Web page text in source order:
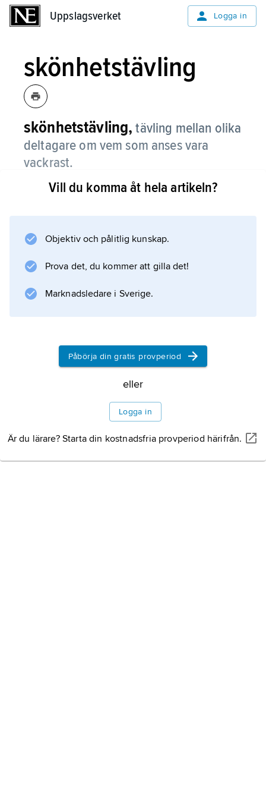
Uppslagsverket Logga in
skönhetstävling
skönhetstävling, tävling mellan olika
deltagare om vem som anses vara
vackrast.
Skönhetstävlingar för kvinnor är inte enbart
Vill du komma åt hela artikeln?
Objektiv och pålitlig kunskap.
Prova det, du kommer att gilla det!
Marknadsledare i Sverige.
Påbörja din gratis provperiod
eller
Logga in
Är du lärare? Starta din kostnadsfria provperiod härifrån.